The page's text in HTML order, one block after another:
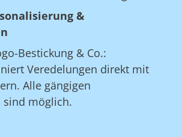
&
Bestickung & Co.:
Veredelungen direkt mit
Alle gängigen
sind möglich.